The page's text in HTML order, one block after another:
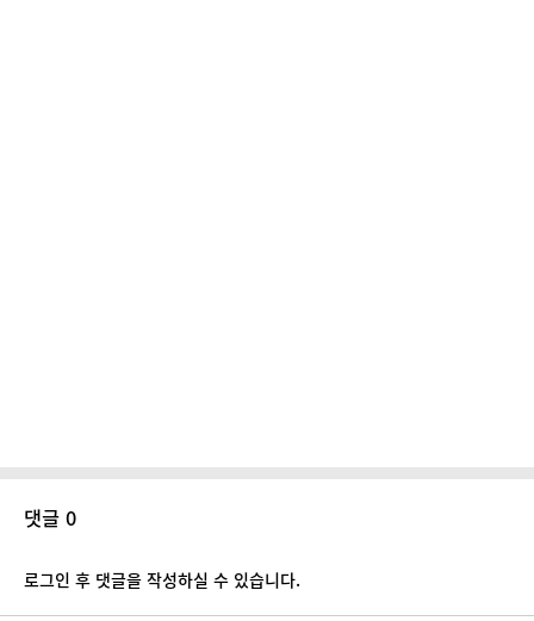
댓글 0
로그인 후 댓글을 작성하실 수 있습니다.